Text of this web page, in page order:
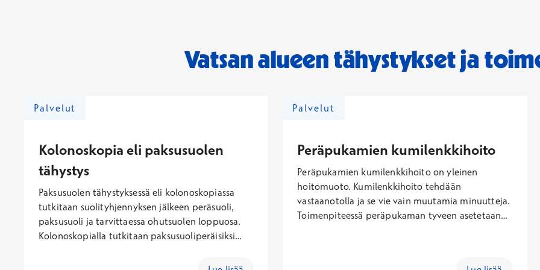
Vatsan alueen tähystykset ja
Palvelut
Kolonoskopia eli paksusuolen
tähystys
Paksusuolen tähystyksessä eli kolonoskopiassa
tutkitaan suolityhjennyksen jälkeen peräsuoli,
paksusuoli ja tarvittaessa ohutsuolen loppuosa.
Kolonoskopialla tutkitaan paksusuoliperäisiksi
Palvelut
Peräpukamien kumilenkkihoito
Peräpukamien kumilenkkihoito on yleinen
hoitomuoto. Kumilenkkihoito tehdään
vastaanotolla ja se vie vain muutamia minuutteja.
Toimenpiteessä peräpukaman tyveen asetetaan